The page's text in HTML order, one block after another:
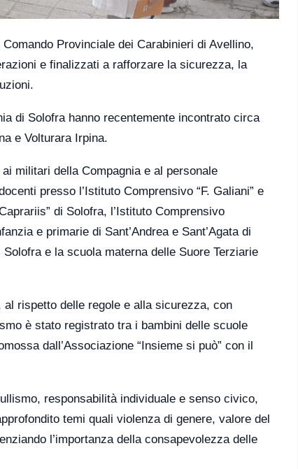
Provinciale dei Carabinieri di Avellino,
e finalizzati a rafforzare la sicurezza, la
di Solofra hanno recentemente incontrato circa
e Volturara Irpina.
militari della Compagnia e al personale
presso l’Istituto Comprensivo “F. Galiani” e
di Solofra, l’Istituto Comprensivo
e primarie di Sant’Andrea e Sant’Agata di
e la scuola materna delle Suore Terziarie
rispetto delle regole e alla sicurezza, con
è stato registrato tra i bambini delle scuole
dall’Associazione “Insieme si può” con il
responsabilità individuale e senso civico,
temi quali violenza di genere, valore del
l’importanza della consapevolezza delle